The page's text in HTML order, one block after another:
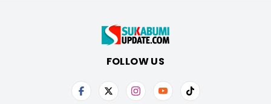
FOLLOW US